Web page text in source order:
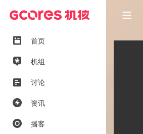
首页
机组
讨论
资讯
播客